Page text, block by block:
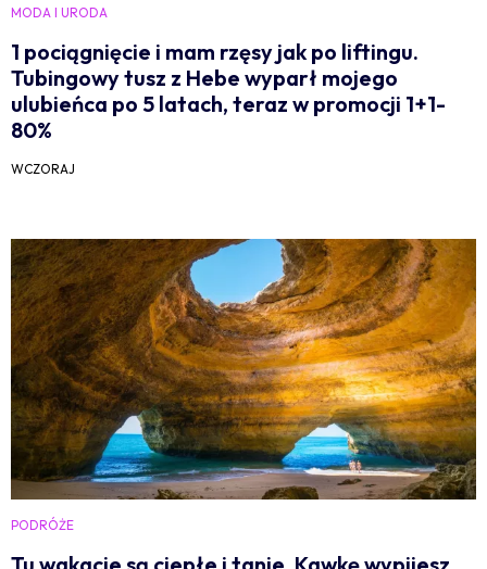
MODA I URODA
1 pociągnięcie i mam rzęsy jak po liftingu.
Tubingowy tusz z Hebe wyparł mojego
ulubieńca po 5 latach, teraz w promocji 1+1-
80%
WCZORAJ
PODRÓŻE